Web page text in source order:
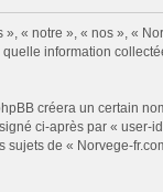
notre », « nos », «
information
créera un certain
ci-après par «
de « Norvege-